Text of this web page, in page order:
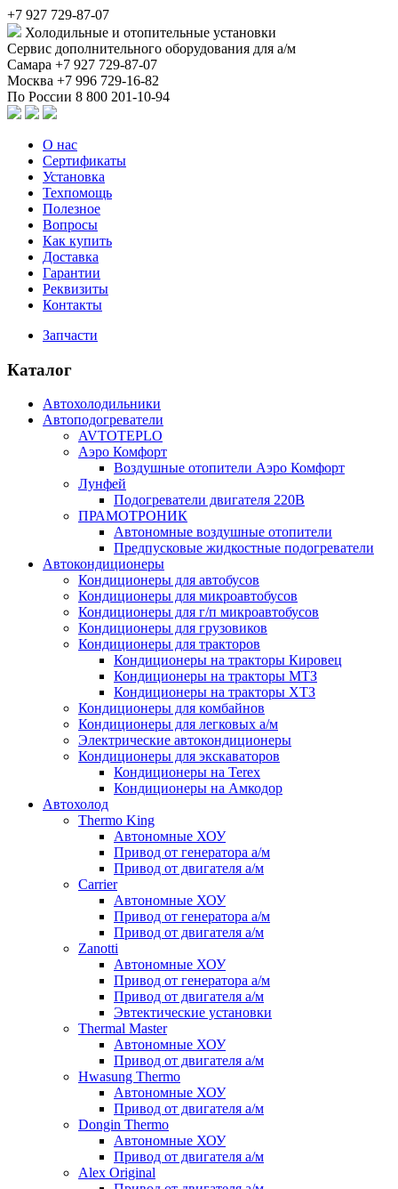
+7 927 729-87-07
Холодильные и отопительные установки
Сервис дополнительного оборудования для а/м
Самара +7 927 729-87-07
Москва +7 996 729-16-82
По России 8 800 201-10-94
О нас
Сертификаты
Установка
Техпомощь
Полезное
Вопросы
Как купить
Доставка
Гарантии
Реквизиты
Контакты
Запчасти
Каталог
Автохолодильники
Автоподогреватели
AVTOTEPLO
Аэро Комфорт
Воздушные отопители Аэро Комфорт
Лунфей
Подогреватели двигателя 220В
ПРАМОТРОНИК
Автономные воздушные отопители
Предпусковые жидкостные подогреватели
Автокондиционеры
Кондиционеры для автобусов
Кондиционеры для микроавтобусов
Кондиционеры для г/п микроавтобусов
Кондиционеры для грузовиков
Кондиционеры для тракторов
Кондиционеры на тракторы Кировец
Кондиционеры на тракторы МТЗ
Кондиционеры на тракторы ХТЗ
Кондиционеры для комбайнов
Кондиционеры для легковых а/м
Электрические автокондиционеры
Кондиционеры для экскаваторов
Кондиционеры на Terex
Кондиционеры на Амкодор
Автохолод
Thermo King
Автономные ХОУ
Привод от генератора а/м
Привод от двигателя а/м
Carrier
Автономные ХОУ
Привод от генератора а/м
Привод от двигателя а/м
Zanotti
Автономные ХОУ
Привод от генератора а/м
Привод от двигателя а/м
Эвтектические установки
Thermal Master
Автономные ХОУ
Привод от двигателя а/м
Hwasung Thermo
Автономные ХОУ
Привод от двигателя а/м
Dongin Thermo
Автономные ХОУ
Привод от двигателя а/м
Alex Original